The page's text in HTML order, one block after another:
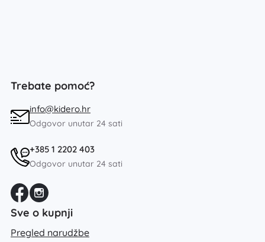
Trebate pomoć?
info@kidero.hr
Odgovor unutar 24 sati
+385 1 2202 403
Odgovor unutar 24 sati
Sve o kupnji
Pregled narudžbe